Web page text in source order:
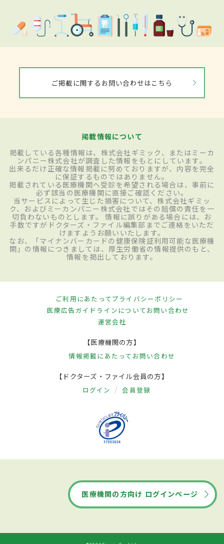
ご掲載に関するお問い合わせはこちら
掲載情報について
掲載している各種情報は、株式会社ギミック、またはミーカ
ンパニー株式会社が調査した情報をもとにしています。
出来るだけ正確な情報掲載に努めておりますが、内容を完全
に保証するものではありません。
掲載されている医療機関へ受診を希望される場合は、事前に
必ず該当の医療機関に直接ご確認ください。
当サービスによって生じた損害について、株式会社ギミッ
ク、およびミーカンパニー株式会社ではその賠償の責任を一
切負わないものとします。 情報に誤りがある場合には、お
手数ですがドクターズ・ファイル編集部までご連絡をいただ
けますようお願いいたします。
なお、「マイナンバーカードの健康保険証利用可能な医療機
関」の情報につきましては、厚生労働省の情報提供のもと、
情報を掲出しております。
ご利用にあたってプライバシーポリシー
医療広告ガイドラインについてお問い合わせ
運営会社
【医療機関の方】
情報掲載にあたって お問い合わせ
【ドクターズ・ファイル会員の方】
ログイン 会員登録
医療機関の方向け ログインページ